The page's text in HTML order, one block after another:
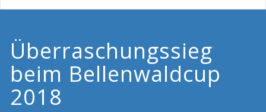
Überraschungssieg
beim Bellenwaldcup
2018